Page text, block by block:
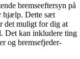
bremseeftersyn på
hjælp. Dette sæt
det muligt for dig at
Det kan inkludere ting
og bremsefjeder-